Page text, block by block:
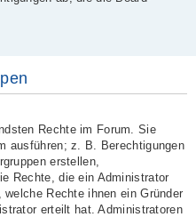
Rechte im Forum. Sie
ausführen; z. B. Berechtigungen
erstellen,
Rechte, die ein Administrator
Rechte ihnen ein Gründer
erteilt hat. Administratoren